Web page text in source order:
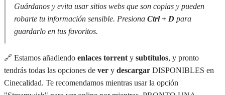
Guárdanos y evita usar sitios webs que son copias y pueden
robarte tu información sensible. Presiona Ctrl + D para
guardarlo en tus favoritos.
🔗 Estamos añadiendo enlaces torrent y subtítulos, y pronto
tendrás todas las opciones de ver y descargar DISPONIBLES en
Cinecalidad. Te recomendamos mientras usar la opción